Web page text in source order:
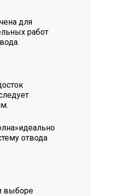
для
работ
отвода
выборе